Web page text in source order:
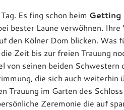
Es fing schon beim Getting
bester Laune verwöhnen. Ihre
den Kölner Dom blicken. Was
Zeit bis zur freien Trauung
von seinen beiden Schwestern
die sich auch weiterhin
Trauung im Garten des
Zeremonie die auf